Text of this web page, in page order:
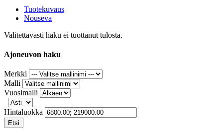
Tuotekuvaus
Nouseva
Valitettavasti haku ei tuottanut tulosta.
Ajoneuvon haku
Merkki
Malli
Vuosimalli
Hintaluokka
Etsi